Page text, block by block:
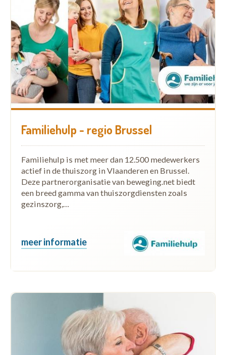
Familiehulp - regio Brussel
Familiehulp is met meer dan 12.500 medewerkers
actief in de thuiszorg in Vlaanderen en Brussel.
Deze partnerorganisatie van beweging.net biedt
een breed gamma van thuiszorgdiensten zoals
gezinszorg,…
meer informatie